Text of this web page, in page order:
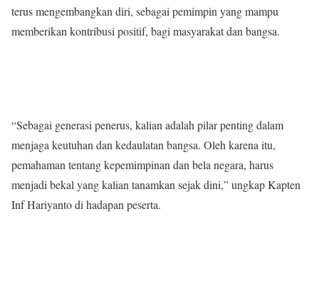
terus mengembangkan diri, sebagai pemimpin yang mampu
memberikan kontribusi positif, bagi masyarakat dan bangsa.
“Sebagai generasi penerus, kalian adalah pilar penting dalam
menjaga keutuhan dan kedaulatan bangsa. Oleh karena itu,
pemahaman tentang kepemimpinan dan bela negara, harus
menjadi bekal yang kalian tanamkan sejak dini,” ungkap Kapten
Inf Hariyanto di hadapan peserta.